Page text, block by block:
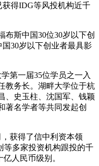
得IDG等风投机构近千
布斯中国30位30岁以下创
国30岁以下创业者最具影
第一届35位学员之一入
教务长。湖畔大学位于杭
、史玉柱、沈国军、钱颖
著名学者等共同发起创
获得了信中利资本领
等多家投资机构跟投的千
人民币级别。